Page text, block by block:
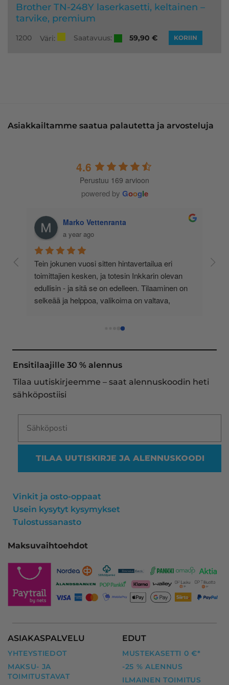
Brother TN-248Y laserkasetti, keltainen –
tarvike, premium
1200 Väri: Saatavuus: 59,90 € KORIIN
Asiakkailtamme saatua palautetta ja arvosteluja
4.6
Perustuu 169 arvioon
powered by Google
Marko Vettenranta
a year ago
Tein jokunen vuosi sitten hintavertailua eri
toimittajien kesken, ja totesin Inkkarin olevan
edullisin - ja sitä se on edelleen. Tilaaminen on
selkeää ja helppoa, valikoima on valtava,
asiakaspalvelu todella ripeää (s-postin kautta) ja
oli noudettavissa postin lokerosta tänään!! En
näe mitään syytä vaihtaa toimittajaa. Kaikki on
ollut mitään moitittavaa! Lämmin suositus!
Ensitilaajille 30 % alennus
Tilaa uutiskirjeemme – saat alennuskoodin heti
sähköpostiisi
TILAA UUTISKIRJE JA ALENNUSKOODI
Vinkit ja osto-oppaat
Usein kysytyt kysymykset
Tulostussanasto
Maksuvaihtoehdot
ASIAKASPALVELU
YHTEYSTIEDOT
MAKSU- JA
TOIMITUSTAVAT
EDUT
MUSTEKASETTI 0 €*
-25 % ALENNUS
ILMAINEN TOIMITUS